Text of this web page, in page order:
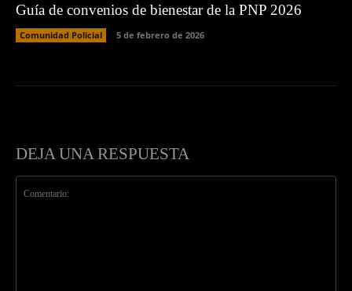
Guía de convenios de bienestar de la PNP 2026
Comunidad Policial 5 de febrero de 2026
DEJA UNA RESPUESTA